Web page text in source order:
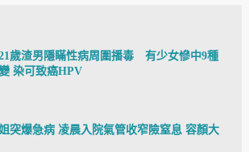
歲渣男隱瞞性病周圍播毒 有少女慘中9種
染可致癌HPV
突爆急病 凌晨入院氣管收窄險窒息 容顏大